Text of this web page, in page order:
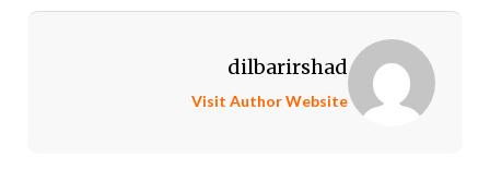
dilbarirshad
Visit Author Website